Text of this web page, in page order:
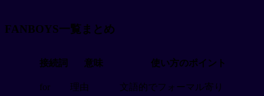
FANBOYS一覧まとめ
接続詞 意味 使い方のポイント
for 理由 文語的でフォーマル寄り